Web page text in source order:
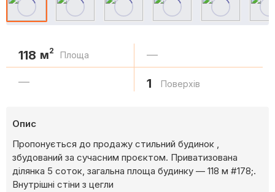
118 м2 Площа —
— 1 Поверхів
Опис
Пропонується до продажу стильний будинок ,
збудований за сучасним проєктом. Приватизована
ділянка 5 соток, загальна площа будинку — 118 м #178;.
Внутрішні стіни з цегли